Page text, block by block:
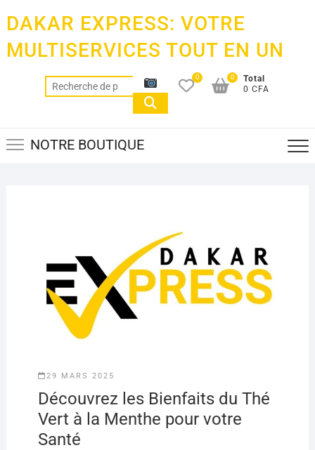
content
DAKAR EXPRESS: VOTRE
MULTISERVICES TOUT EN UN
Recherche
pour :
0
Total
0 CFA
0
NOTRE BOUTIQUE
29 MARS 2025
Découvrez les Bienfaits du Thé
Vert à la Menthe pour votre
Santé